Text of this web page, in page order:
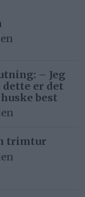
– Jeg
er det
best
trimtur